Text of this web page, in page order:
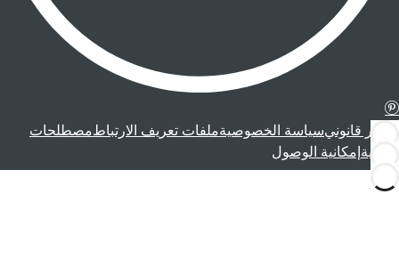
إشعار قانونيسياسة الخصوصيةملفات تعريف الارتباطمصطلحات
قانونية إمكانية الوصول